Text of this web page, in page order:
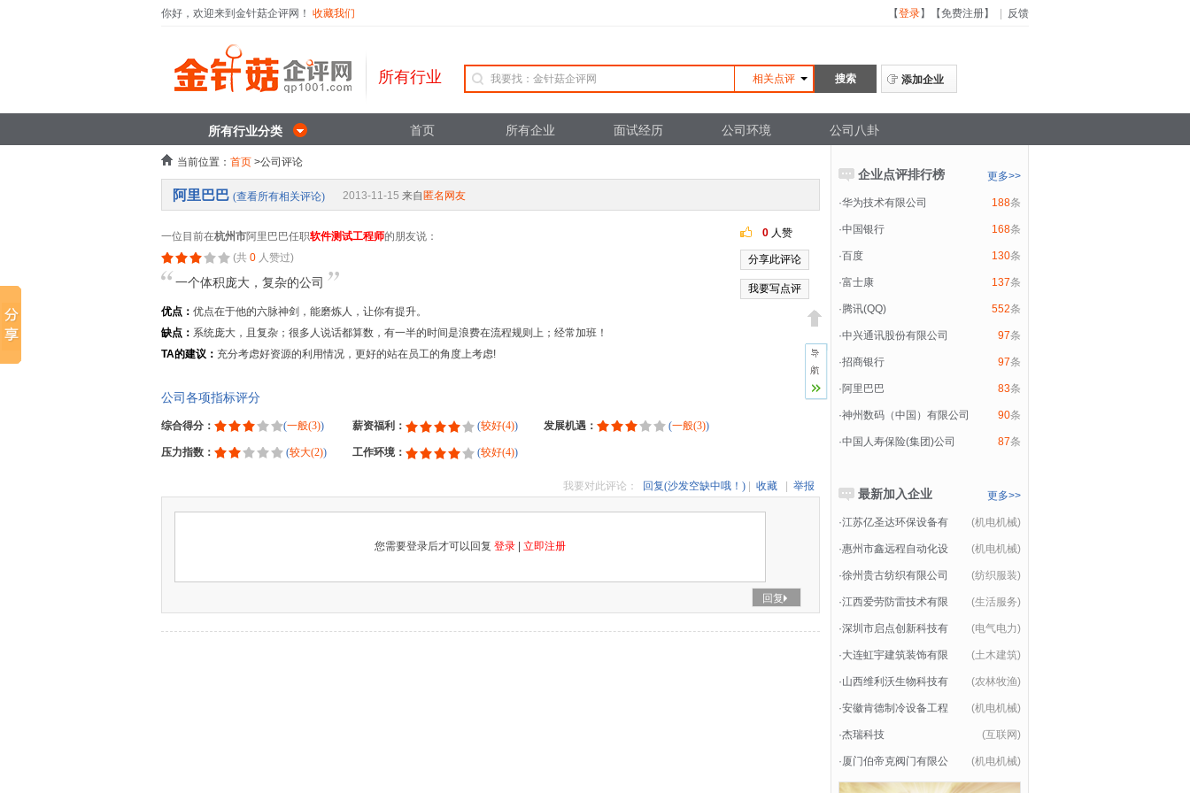
你好，欢迎来到金针菇企评网！ 收藏我们 【登录】 【免费注册】 反馈
所有行业 相关点评 添加企业
所有行业分类 首页 所有企业 面试经历 公司环境 公司八卦
当前位置： 首页 >公司评论
阿里巴巴 (查看所有相关评论) 2013-11-15 来自 匿名网友
一位目前在杭州市阿里巴巴任职软件测试工程师的朋友说：
(共 0 人赞过)
一个体积庞大，复杂的公司
0 人赞
分享此评论
我要写点评
优点： 优点在于他的六脉神剑，能磨炼人，让你有提升。
缺点： 系统庞大，且复杂；很多人说话都算数，有一半的时间是浪费在流程规则上；经常加班！
TA的建议： 充分考虑好资源的利用情况，更好的站在员工的角度上考虑!
公司各项指标评分
综合得分： (一般(3)) 薪资福利： (较好(4)) 发展机遇： (一般(3))
压力指数： (较大(2)) 工作环境： (较好(4))
我要对此评论： 回复(沙发空缺中哦！) 收藏 举报
您需要登录后才可以回复 登录 立即注册
回复
企业点评排行榜 更多>>
188条
·华为技术有限公司
168条
·中国银行
130条
·百度
137条
·富士康
552条
·腾讯(QQ)
97条
·中兴通讯股份有限公司
97条
·招商银行
83条
·阿里巴巴
90条
·神州数码（中国）有限公司
87条
·中国人寿保险(集团)公司
最新加入企业 更多>>
(机电机械)
·江苏亿圣达环保设备有
(机电机械)
·惠州市鑫远程自动化设
(纺织服装)
·徐州贵古纺织有限公司
(生活服务)
·江西爱劳防雷技术有限
(电气电力)
·深圳市启点创新科技有
(土木建筑)
·大连虹宇建筑装饰有限
(农林牧渔)
·山西维利沃生物科技有
(机电机械)
·安徽肯德制冷设备工程
(互联网)
·杰瑞科技
(机电机械)
·厦门伯帝克阀门有限公